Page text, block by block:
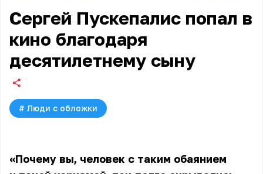
Сергей Пускепалис попал в
кино благодаря
десятилетнему сыну
# Люди с обложки
«Почему вы, человек с таким обаянием